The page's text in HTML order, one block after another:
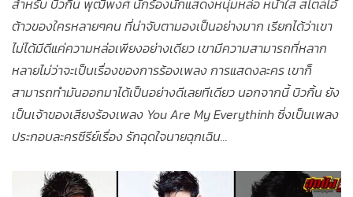
ต้าวของใครหลายๆคน ที่น่าจับตามองเป็นอย่างมาก เรียกได้ว่าเขา
ไม่ได้มีดีแค่ความหล่อเพียงอย่างเดียว เขามีความสามารถที่หลาก
หลายไม่ว่าจะเป็นเรื่องของการร้องเพลง การแสดงละคร เขาก็
สามารถทำมันออกมาได้เป็นอย่างดีเลยทีเดียว นอกจากนี้ บิวกิ้น ยัง
เป็นเจ้าของเสียงร้องเพลง You Are My Everythinh ซี่งเป็นเพลง
ประกอบละครซีรีย์เรื่อง รักฉุดใจนายฉุกเฉิน…